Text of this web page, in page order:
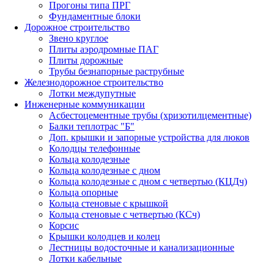
Прогоны типа ПРГ
Фундаментные блоки
Дорожное строительство
Звено круглое
Плиты аэродромные ПАГ
Плиты дорожные
Трубы безнапорные раструбные
Железнодорожное строительство
Лотки междупутные
Инженерные коммуникации
Асбестоцементные трубы (хризотилцементные)
Балки теплотрас "Б"
Доп. крышки и запорные устройства для люков
Колодцы телефонные
Кольца колодезные
Кольца колодезные с дном
Кольца колодезные с дном с четвертью (КЦДч)
Кольца опорные
Кольца стеновые с крышкой
Кольца стеновые с четвертью (КСч)
Корсис
Крышки колодцев и колец
Лестницы водосточные и канализационные
Лотки кабельные